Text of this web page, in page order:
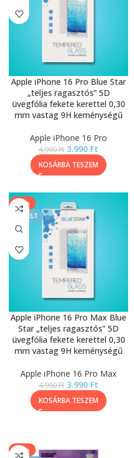
Apple iPhone 16 Pro Blue Star
„teljes ragasztós” 5D
üvegfólia fekete kerettel 0,30
mm vastag 9H keménységű
Apple iPhone 16 Pro
4.990Ft 3.990 Ft
KOSÁRBA TESZEM
-20%
KIEMELT
Apple iPhone 16 Pro Max Blue
Star „teljes ragasztós” 5D
üvegfólia fekete kerettel 0,30
mm vastag 9H keménységű
Apple iPhone 16 Pro Max
4.990Ft 3.990 Ft
KOSÁRBA TESZEM
-33%